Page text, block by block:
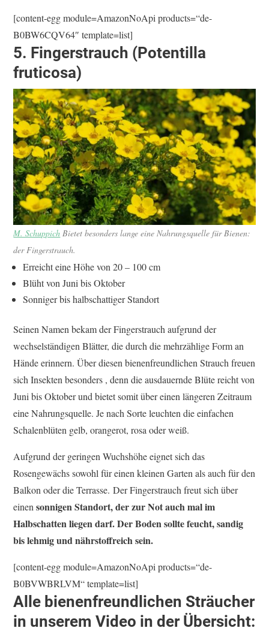
[content-egg module=AmazonNoApi products=“de-
B0BW6CQV64″ template=list]
5. Fingerstrauch (Potentilla
fruticosa)
M. Schuppich Bietet besonders lange eine Nahrungsquelle für Bienen:
der Fingerstrauch.
Erreicht eine Höhe von 20 – 100 cm
Blüht von Juni bis Oktober
Sonniger bis halbschattiger Standort
Seinen Namen bekam der Fingerstrauch aufgrund der
wechselständigen Blätter, die durch die mehrzählige Form an
Hände erinnern. Über diesen bienenfreundlichen Strauch freuen
sich Insekten besonders , denn die ausdauernde Blüte reicht von
Juni bis Oktober und bietet somit über einen längeren Zeitraum
eine Nahrungsquelle. Je nach Sorte leuchten die einfachen
Schalenblüten gelb, orangerot, rosa oder weiß.
Aufgrund der geringen Wuchshöhe eignet sich das
Rosengewächs sowohl für einen kleinen Garten als auch für den
Balkon oder die Terrasse. Der Fingerstrauch freut sich über
einensonnigen Standort, der zur Not auch mal im
Halbschatten liegen darf. Der Boden sollte feucht, sandig
bis lehmig und nährstoffreich sein.
[content-egg module=AmazonNoApi products=“de-
B0BVWBRLVM“ template=list]
Alle bienenfreundlichen Sträucher
in unserem Video in der Übersicht: